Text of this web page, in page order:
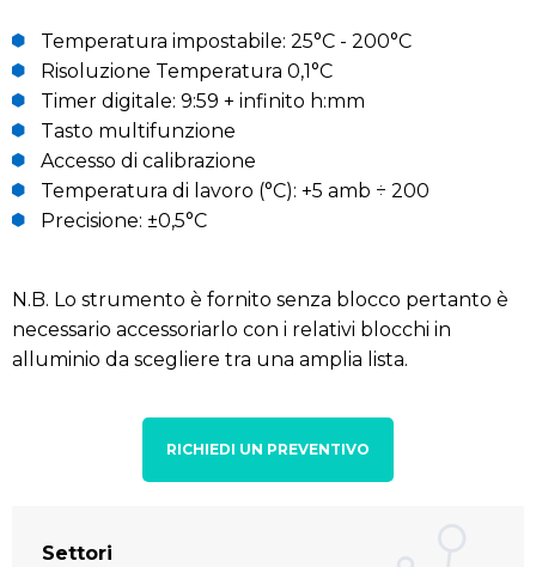
Temperatura impostabile: 25°C - 200°C
Risoluzione Temperatura 0,1°C
Timer digitale: 9:59 + infinito h:mm
Tasto multifunzione
Accesso di calibrazione
Temperatura di lavoro (°C): +5 amb ÷ 200
Precisione: ±0,5°C
N.B. Lo strumento è fornito senza blocco pertanto è
necessario accessoriarlo con i relativi blocchi in
alluminio da scegliere tra una amplia lista.
RICHIEDI UN PREVENTIVO
Settori